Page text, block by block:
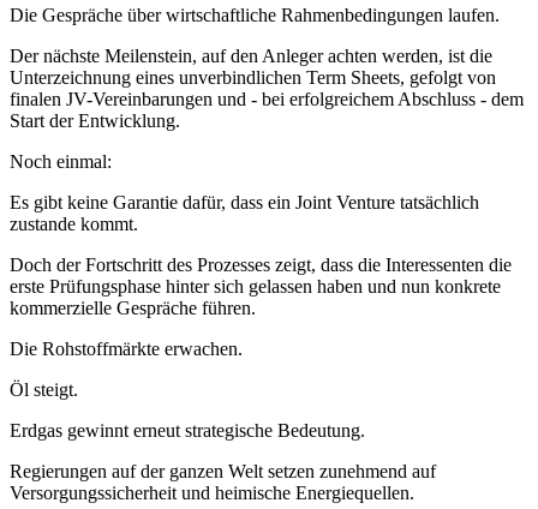
Die Gespräche über wirtschaftliche Rahmenbedingungen laufen.
Der nächste Meilenstein, auf den Anleger achten werden, ist die
Unterzeichnung eines unverbindlichen Term Sheets, gefolgt von
finalen JV-Vereinbarungen und - bei erfolgreichem Abschluss - dem
Start der Entwicklung.
Noch einmal:
Es gibt keine Garantie dafür, dass ein Joint Venture tatsächlich
zustande kommt.
Doch der Fortschritt des Prozesses zeigt, dass die Interessenten die
erste Prüfungsphase hinter sich gelassen haben und nun konkrete
kommerzielle Gespräche führen.
Die Rohstoffmärkte erwachen.
Öl steigt.
Erdgas gewinnt erneut strategische Bedeutung.
Regierungen auf der ganzen Welt setzen zunehmend auf
Versorgungssicherheit und heimische Energiequellen.